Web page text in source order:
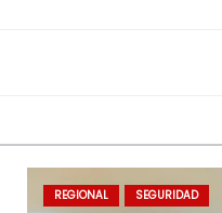
REGIONAL SEGURIDAD